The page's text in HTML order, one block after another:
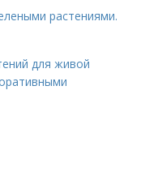
растениями.
для живой